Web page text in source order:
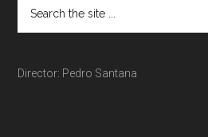
Director: Pedro Santana